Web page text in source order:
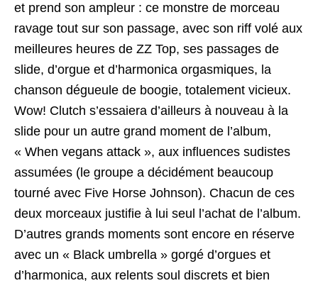
et prend son ampleur : ce monstre de morceau
ravage tout sur son passage, avec son riff volé aux
meilleures heures de ZZ Top, ses passages de
slide, d’orgue et d’harmonica orgasmiques, la
chanson dégueule de boogie, totalement vicieux.
Wow! Clutch s’essaiera d’ailleurs à nouveau à la
slide pour un autre grand moment de l’album,
« When vegans attack », aux influences sudistes
assumées (le groupe a décidément beaucoup
tourné avec Five Horse Johnson). Chacun de ces
deux morceaux justifie à lui seul l’achat de l’album.
D’autres grands moments sont encore en réserve
avec un « Black umbrella » gorgé d’orgues et
d’harmonica, aux relents soul discrets et bien